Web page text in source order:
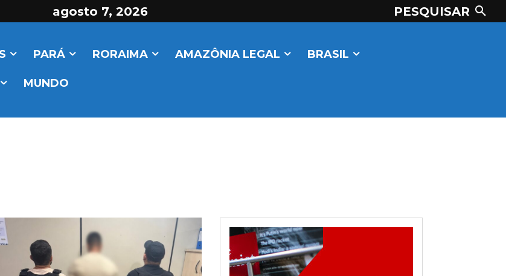
agosto 7, 2026 PESQUISAR
PARÁ RORAIMA AMAZÔNIA LEGAL BRASIL
MUNDO